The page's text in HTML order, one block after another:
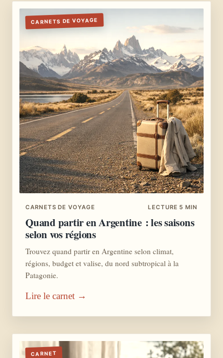
CARNETS DE VOYAGE
CARNETS DE VOYAGE LECTURE 5 MIN
Quand partir en Argentine : les saisons
selon vos régions
Trouvez quand partir en Argentine selon climat,
régions, budget et valise, du nord subtropical à la
Patagonie.
Lire le carnet →
CARNET